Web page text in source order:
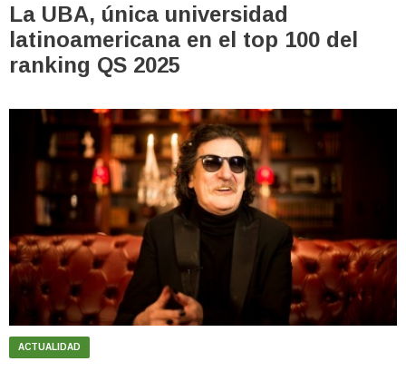
La UBA, única universidad
latinoamericana en el top 100 del
ranking QS 2025
ACTUALIDAD